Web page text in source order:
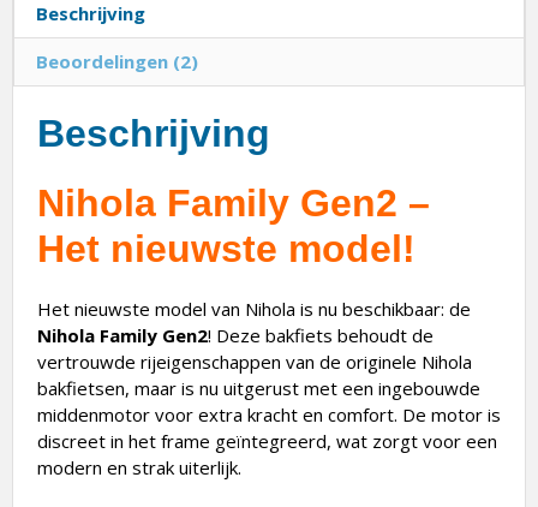
Beschrijving
Beoordelingen (2)
Beschrijving
Nihola Family Gen2 –
Het nieuwste model!
Het nieuwste model van Nihola is nu beschikbaar: de
Nihola Family Gen2! Deze bakfiets behoudt de
vertrouwde rijeigenschappen van de originele Nihola
bakfietsen, maar is nu uitgerust met een ingebouwde
middenmotor voor extra kracht en comfort. De motor is
discreet in het frame geïntegreerd, wat zorgt voor een
modern en strak uiterlijk.